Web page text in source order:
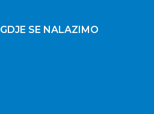
GDJE SE NALAZIMO